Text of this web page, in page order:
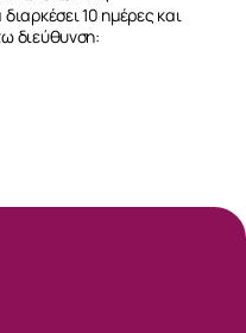
10 ημέρες και
διεύθυνση: